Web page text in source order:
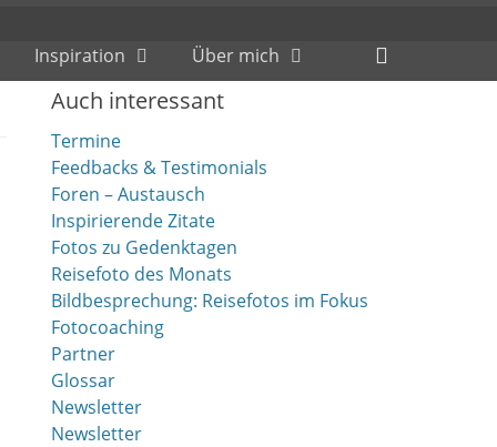
Inspiration Über mich
Toggle
Auch interessant
Termine
Feedbacks & Testimonials
Foren – Austausch
Inspirierende Zitate
Fotos zu Gedenktagen
Reisefoto des Monats
Bildbesprechung: Reisefotos im Fokus
Fotocoaching
Partner
Glossar
Newsletter
Newsletter